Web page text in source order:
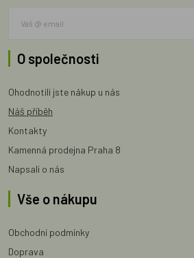
O společnosti
Ohodnotili jste nákup u nás
Náš příběh
Kontakty
Kamenná prodejna Praha 8
Napsali o nás
Vše o nákupu
Obchodní podmínky
Doprava